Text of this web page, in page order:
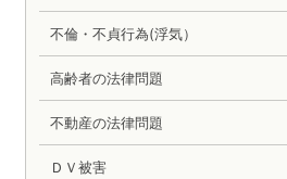
不倫・不貞行為(浮気）
高齢者の法律問題
不動産の法律問題
ＤＶ被害